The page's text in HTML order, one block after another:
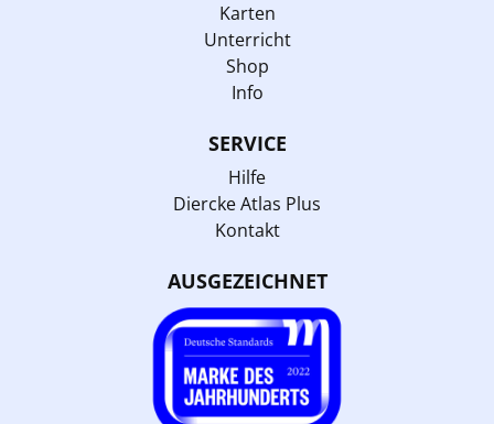
Karten
Unterricht
Shop
Info
SERVICE
Hilfe
Diercke Atlas Plus
Kontakt
AUSGEZEICHNET